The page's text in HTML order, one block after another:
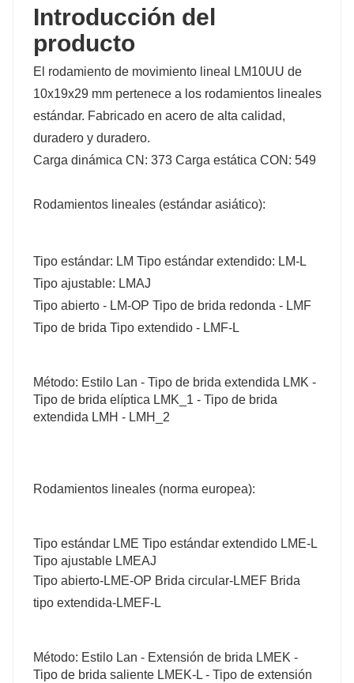
Introducción del
producto
El rodamiento de movimiento lineal LM10UU de
10x19x29 mm pertenece a los rodamientos lineales
estándar. Fabricado en acero de alta calidad,
duradero y duradero.
Carga dinámica CN: 373 Carga estática CON: 549
Rodamientos lineales (estándar asiático):
Tipo estándar: LM Tipo estándar extendido: LM-L
Tipo ajustable: LMAJ
Tipo abierto - LM-OP Tipo de brida redonda - LMF
Tipo de brida Tipo extendido - LMF-L
Método: Estilo Lan - Tipo de brida extendida LMK -
Tipo de brida elíptica LMK_1 - Tipo de brida
extendida LMH - LMH_2
Rodamientos lineales (norma europea):
Tipo estándar LME Tipo estándar extendido LME-L
Tipo ajustable LMEAJ
Tipo abierto-LME-OP Brida circular-LMEF Brida
tipo extendida-LMEF-L
Método: Estilo Lan - Extensión de brida LMEK -
Tipo de brida saliente LMEK-L - Tipo de extensión